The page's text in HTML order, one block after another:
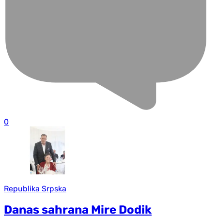
0
Republika Srpska
Danas sahrana Mire Dodik